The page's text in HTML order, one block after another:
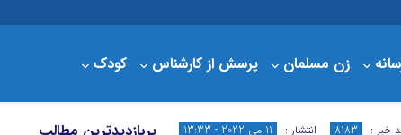
زن مسلمان پرسش از کارشناس کودک
سبد خرید
انتشار : 11 می 2022 - 13:33 خبر : 8183